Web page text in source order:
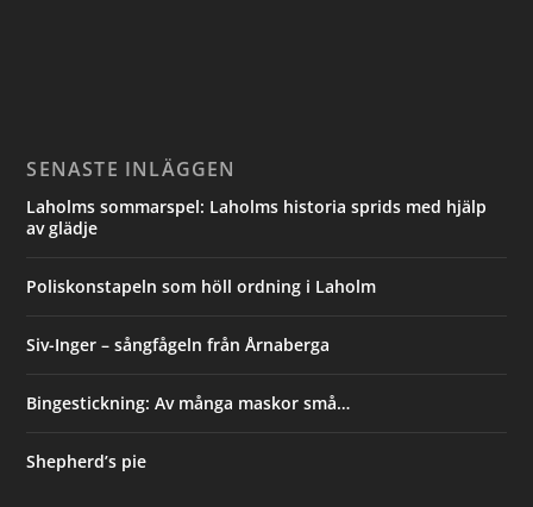
SENASTE INLÄGGEN
Laholms sommarspel: Laholms historia sprids med hjälp
av glädje
Poliskonstapeln som höll ordning i Laholm
Siv-Inger – sångfågeln från Årnaberga
Bingestickning: Av många maskor små…
Shepherd’s pie